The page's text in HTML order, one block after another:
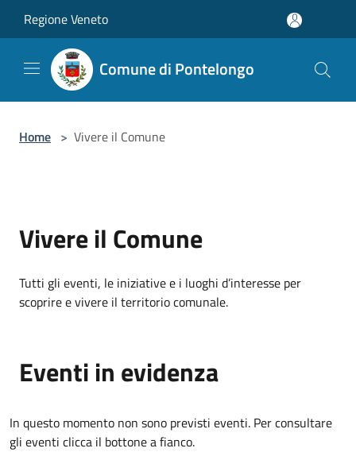
Regione Veneto
Comune di Pontelongo
Home > Vivere il Comune
Vivere il Comune
Tutti gli eventi, le iniziative e i luoghi d’interesse per
scoprire e vivere il territorio comunale.
Eventi in evidenza
In questo momento non sono previsti eventi. Per consultare
gli eventi clicca il bottone a fianco.